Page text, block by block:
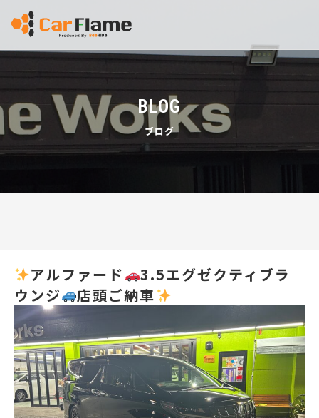
BLOG
ブログ
アルファード
3.5エグゼクティブラ
ウンジ
店頭ご納車